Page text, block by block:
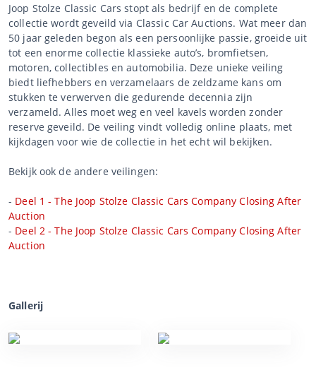
Joop Stolze Classic Cars stopt als bedrijf en de complete
collectie wordt geveild via Classic Car Auctions. Wat meer dan
50 jaar geleden begon als een persoonlijke passie, groeide uit
tot een enorme collectie klassieke auto’s, bromfietsen,
motoren, collectibles en automobilia. Deze unieke veiling
biedt liefhebbers en verzamelaars de zeldzame kans om
stukken te verwerven die gedurende decennia zijn
verzameld. Alles moet weg en veel kavels worden zonder
reserve geveild. De veiling vindt volledig online plaats, met
kijkdagen voor wie de collectie in het echt wil bekijken.
Bekijk ook de andere veilingen:
- Deel 1 - The Joop Stolze Classic Cars Company Closing After
Auction
- Deel 2 - The Joop Stolze Classic Cars Company Closing After
Auction
Gallerij